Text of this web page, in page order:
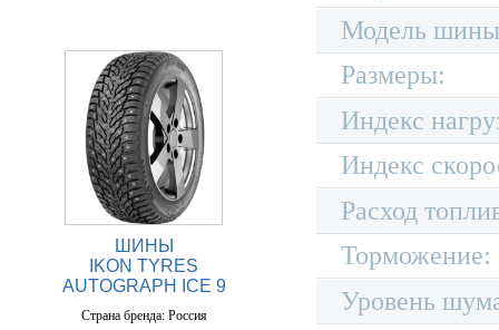
ШИНЫ
IKON TYRES
AUTOGRAPH ICE 9
Страна бренда: Россия
Модель
Размеры:
Индекс
Индекс
Расход
Торможение:
Уровень